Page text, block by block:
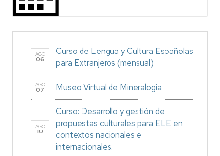
AGO
06
Curso de Lengua y Cultura Españolas
para Extranjeros (mensual)
AGO
07 Museo Virtual de Mineralogía
AGO
10
Curso: Desarrollo y gestión de
propuestas culturales para ELE en
contextos nacionales e
internacionales.